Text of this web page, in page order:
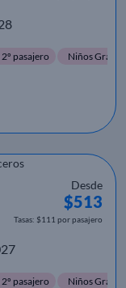
pasajero Niños Gratis
Desde
$513
Tasas: $111 por pasajero
pasajero Niños Gratis